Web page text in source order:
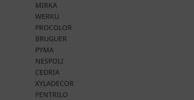
MIRKA
WERKU
PROCOLOR
BRUGUER
PYMA
NESPOLI
CEDRIA
XYLADECOR
PENTRILO